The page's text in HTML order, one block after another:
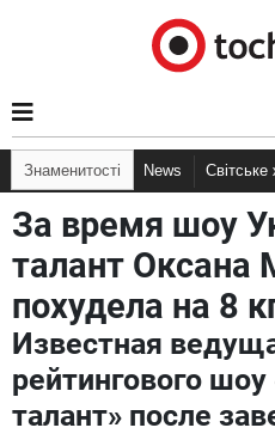
Знаменитості News
За время шоу
талант Оксана
похудела на 8
Известная
рейтингового шоу
талант» после